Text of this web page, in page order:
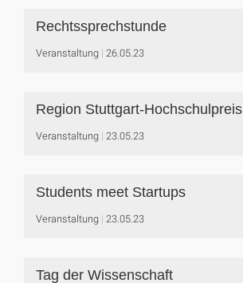
Rechtssprechstunde
Veranstaltung 26.05.23
Region Stuttgart-Hochschulpreis
Veranstaltung 23.05.23
Students meet Startups
Veranstaltung 23.05.23
Tag der Wissenschaft